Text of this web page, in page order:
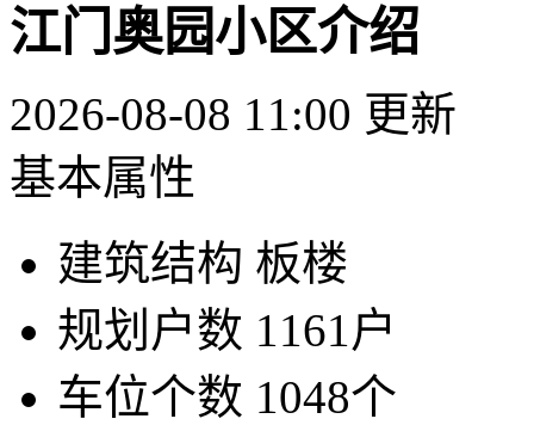
江门奥园小区介绍
2026-08-08 11:00 更新
基本属性
建筑结构 板楼
规划户数 1161户
车位个数 1048个